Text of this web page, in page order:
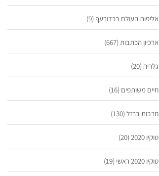
אליפות העולם בכדורעף (9)
ארכיון הכתבות(667)
גלריה (20)
חיים משותפים (16)
חרבות ברזל(130)
טוקיו 2020 (20)
טוקיו 2020 ראשי (19)